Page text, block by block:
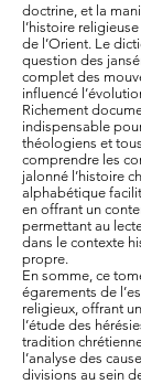
doctrine, et la
l’histoire
de l’Orient. Le
question des
complet des
influencé
Richement
indispensable
théologiens et
comprendre les
jalonné l’histoire
alphabétique
en offrant un
permettant au
dans le contexte
propre.
En somme, ce
égarements de
religieux, offrant
l’étude des
tradition
l’analyse des
divisions au sein